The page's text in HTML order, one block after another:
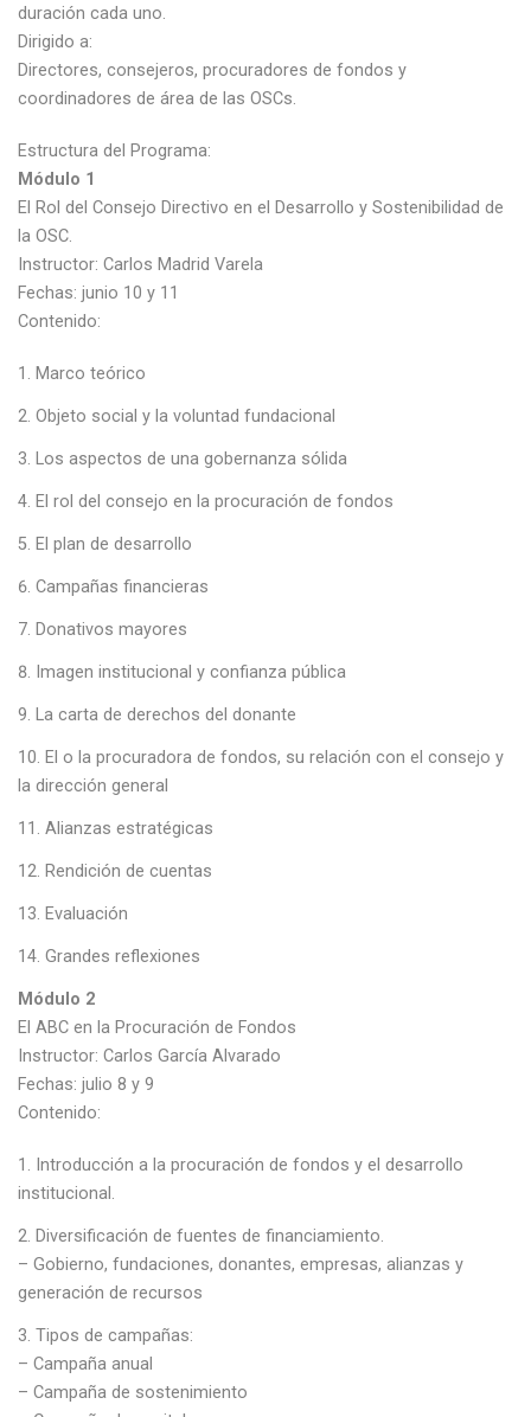
duración cada uno.
Dirigido a:
Directores, consejeros, procuradores de fondos y
coordinadores de área de las OSCs.
Estructura del Programa:
Módulo 1
El Rol del Consejo Directivo en el Desarrollo y Sostenibilidad de
la OSC.
Instructor: Carlos Madrid Varela
Fechas: junio 10 y 11
Contenido:
Marco teórico
Objeto social y la voluntad fundacional
Los aspectos de una gobernanza sólida
El rol del consejo en la procuración de fondos
El plan de desarrollo
Campañas financieras
Donativos mayores
Imagen institucional y confianza pública
La carta de derechos del donante
El o la procuradora de fondos, su relación con el consejo y
la dirección general
Alianzas estratégicas
Rendición de cuentas
Evaluación
Grandes reflexiones
Módulo 2
El ABC en la Procuración de Fondos
Instructor: Carlos García Alvarado
Fechas: julio 8 y 9
Contenido:
Introducción a la procuración de fondos y el desarrollo
institucional.
Diversificación de fuentes de financiamiento.
– Gobierno, fundaciones, donantes, empresas, alianzas y
generación de recursos
Tipos de campañas:
– Campaña anual
– Campaña de sostenimiento